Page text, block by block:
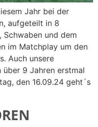
Jahr bei der
aufgeteilt in 8
Schwaben und dem
im Matchplay um den
Auch unsere
über 9 Jahren erstmal
den 16.09.24 geht´s